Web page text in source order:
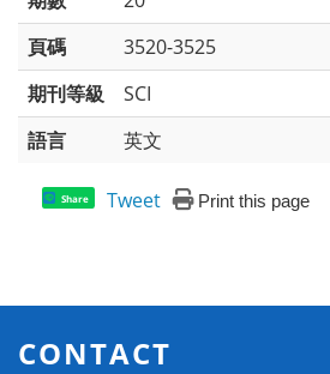
頁碼
3520-3525
期刊等級
SCI
語言
英文
Share Tweet Print this page
CONTACT